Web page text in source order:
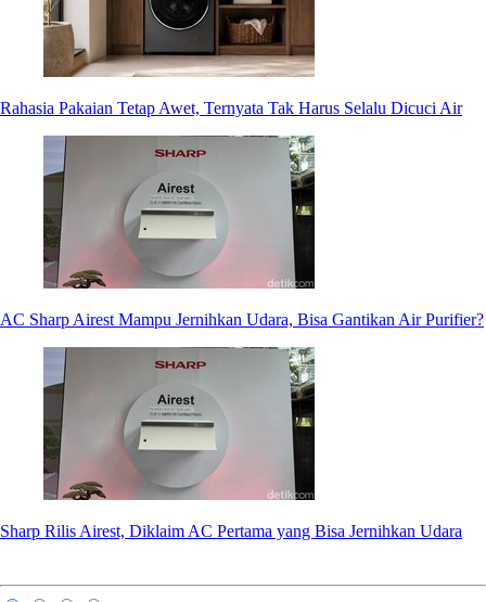
Rahasia Pakaian Tetap Awet, Ternyata Tak Harus Selalu Dicuci Air
AC Sharp Airest Mampu Jernihkan Udara, Bisa Gantikan Air Purifier?
Sharp Rilis Airest, Diklaim AC Pertama yang Bisa Jernihkan Udara